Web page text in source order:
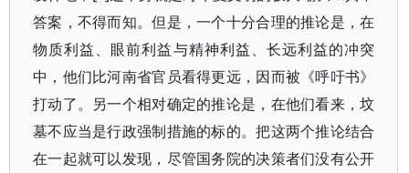
答案，不得而知。但是，一个十分合理的推论是，在
物质利益、眼前利益与精神利益、长远利益的冲突
中，他们比河南省官员看得更远，因而被《呼吁书》
打动了。另一个相对确定的推论是，在他们看来，坟
墓不应当是行政强制措施的标的。把这两个推论结合
在一起就可以发现，尽管国务院的决策者们没有公开